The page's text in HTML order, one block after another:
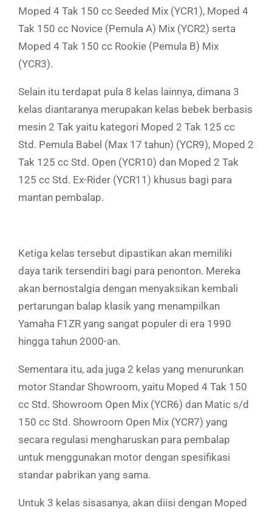
Moped 4 Tak 150 cc Seeded Mix (YCR1), Moped 4
Tak 150 cc Novice (Pemula A) Mix (YCR2) serta
Moped 4 Tak 150 cc Rookie (Pemula B) Mix
(YCR3).
Selain itu terdapat pula 8 kelas lainnya, dimana 3
kelas diantaranya merupakan kelas bebek berbasis
mesin 2 Tak yaitu kategori Moped 2 Tak 125 cc
Std. Pemula Babel (Max 17 tahun) (YCR9), Moped 2
Tak 125 cc Std. Open (YCR10) dan Moped 2 Tak
125 cc Std. Ex-Rider (YCR11) khusus bagi para
mantan pembalap.
Ketiga kelas tersebut dipastikan akan memiliki
daya tarik tersendiri bagi para penonton. Mereka
akan bernostalgia dengan menyaksikan kembali
pertarungan balap klasik yang menampilkan
Yamaha F1ZR yang sangat populer di era 1990
hingga tahun 2000-an.
Sementara itu, ada juga 2 kelas yang menurunkan
motor Standar Showroom, yaitu Moped 4 Tak 150
cc Std. Showroom Open Mix (YCR6) dan Matic s/d
150 cc Std. Showroom Open Mix (YCR7) yang
secara regulasi mengharuskan para pembalap
untuk menggunakan motor dengan spesifikasi
standar pabrikan yang sama.
Untuk 3 kelas sisasanya, akan diisi dengan Moped